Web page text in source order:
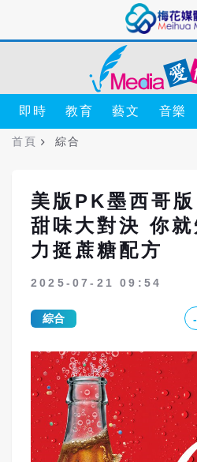
即時 教育 藝文 音樂
首頁 綜合
美版PK墨西哥
甜味大對決 你
力挺蔗糖配方
2025-07-21 09:54
綜合 -